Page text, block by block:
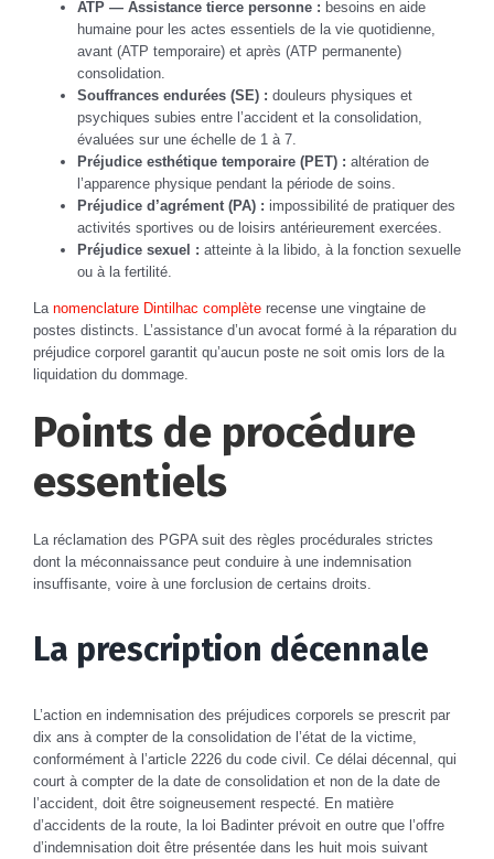
ATP — Assistance tierce personne : besoins en aide
humaine pour les actes essentiels de la vie quotidienne,
avant (ATP temporaire) et après (ATP permanente)
consolidation.
Souffrances endurées (SE) : douleurs physiques et
psychiques subies entre l’accident et la consolidation,
évaluées sur une échelle de 1 à 7.
Préjudice esthétique temporaire (PET) : altération de
l’apparence physique pendant la période de soins.
Préjudice d’agrément (PA) : impossibilité de pratiquer des
activités sportives ou de loisirs antérieurement exercées.
Préjudice sexuel : atteinte à la libido, à la fonction sexuelle
ou à la fertilité.
La nomenclature Dintilhac complète recense une vingtaine de
postes distincts. L’assistance d’un avocat formé à la réparation du
préjudice corporel garantit qu’aucun poste ne soit omis lors de la
liquidation du dommage.
Points de procédure
essentiels
La réclamation des PGPA suit des règles procédurales strictes
dont la méconnaissance peut conduire à une indemnisation
insuffisante, voire à une forclusion de certains droits.
La prescription décennale
L’action en indemnisation des préjudices corporels se prescrit par
dix ans à compter de la consolidation de l’état de la victime,
conformément à l’article 2226 du code civil. Ce délai décennal, qui
court à compter de la date de consolidation et non de la date de
l’accident, doit être soigneusement respecté. En matière
d’accidents de la route, la loi Badinter prévoit en outre que l’offre
d’indemnisation doit être présentée dans les huit mois suivant